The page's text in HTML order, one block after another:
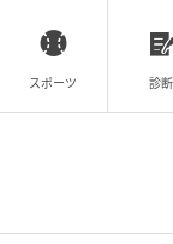
の
スポーツ 診断